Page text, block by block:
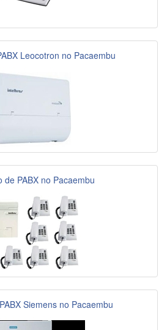
Leocotron no Pacaembu
de PABX no Pacaembu
Siemens no Pacaembu